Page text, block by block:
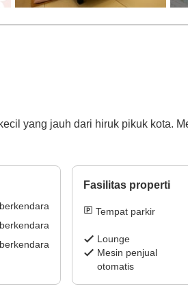
yang jauh dari hiruk pikuk kota.
berkendara
berkendara
berkendara
Fasilitas properti
Tempat parkir
Lounge
Mesin penjual
otomatis